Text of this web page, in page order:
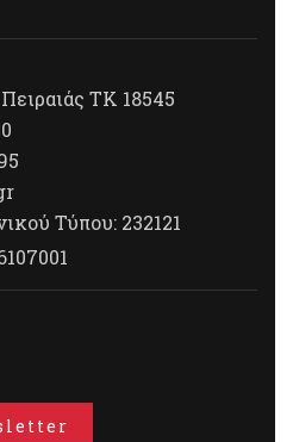
ΤΚ 18545
Τύπου: 232121